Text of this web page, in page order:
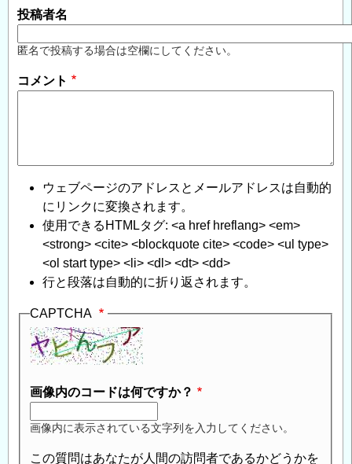
投稿者名
匿名で投稿する場合は空欄にしてください。
コメント
ウェブページのアドレスとメールアドレスは自動的
にリンクに変換されます。
使用できるHTMLタグ: <a href hreflang> <em>
<strong> <cite> <blockquote cite> <code> <ul type>
<ol start type> <li> <dl> <dt> <dd>
行と段落は自動的に折り返されます。
CAPTCHA
画像内のコードは何ですか？
画像内に表示されている文字列を入力してください。
この質問はあなたが人間の訪問者であるかどうかを